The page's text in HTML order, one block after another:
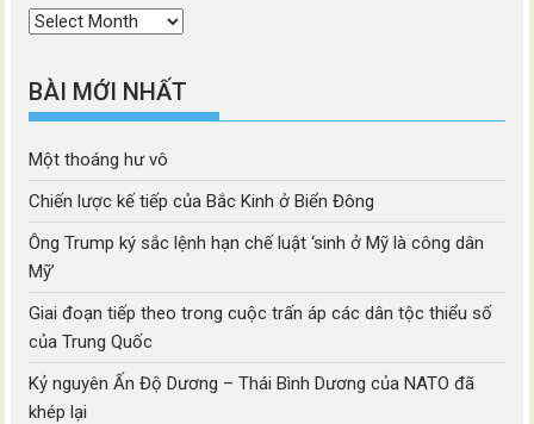
Thời
BÀI MỚI NHẤT
Một thoáng hư vô
Chiến lược kế tiếp của Bắc Kinh ở Biển Đông
Ông Trump ký sắc lệnh hạn chế luật ‘sinh ở Mỹ là công dân
Mỹ’
Giai đoạn tiếp theo trong cuộc trấn áp các dân tộc thiểu số
của Trung Quốc
Kỷ nguyên Ấn Độ Dương – Thái Bình Dương của NATO đã
khép lại